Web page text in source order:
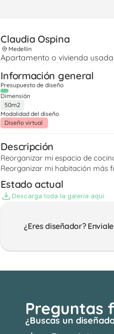
Claudia Ospina
Medellin
Apartamento o vivienda usada
Información general
Presupuesto de diseño
Dimensión
50m2
Modalidad del diseño
Diseño virtual
Descripción
Reorganizar mi espacio de
Reorganizar mi habitación más
Estado actual
Descarga toda la galería aquí
¿Eres diseñador?
Preguntas
¿Buscas un